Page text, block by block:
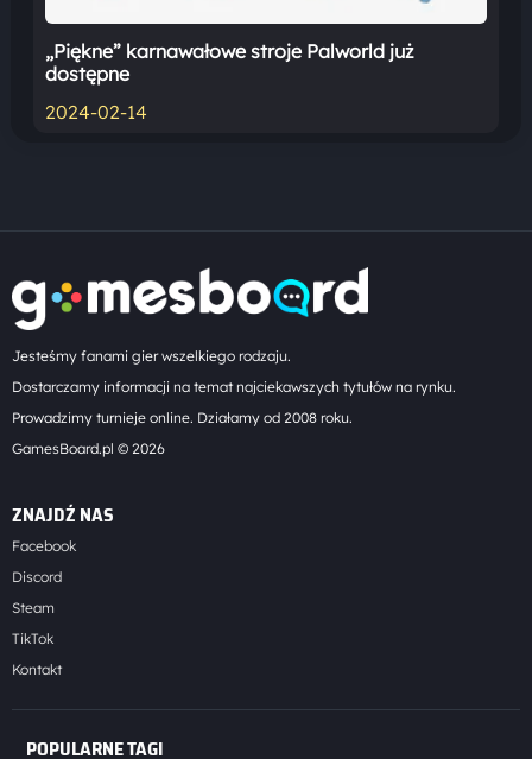
„Piękne” karnawałowe stroje Palworld już
dostępne
2024-02-14
Jesteśmy fanami gier wszelkiego rodzaju.
Dostarczamy informacji na temat najciekawszych tytułów na rynku.
Prowadzimy turnieje online. Działamy od 2008 roku.
GamesBoard.pl © 2026
ZNAJDŹ NAS
Facebook
Discord
Steam
TikTok
Kontakt
POPULARNE TAGI